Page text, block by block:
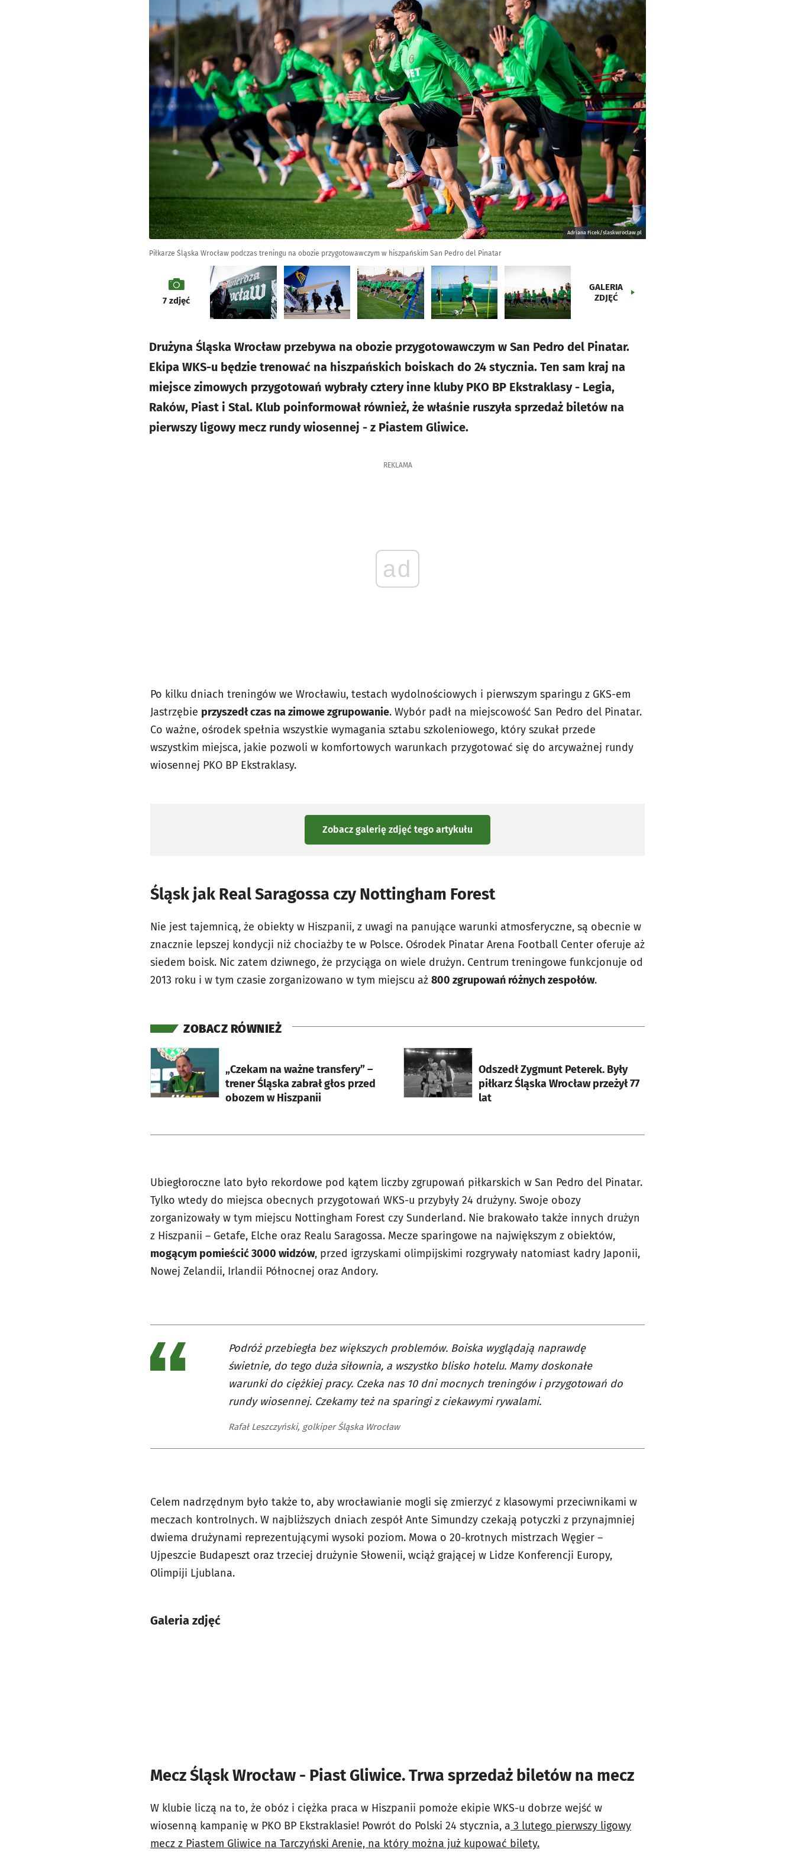
Adriana Ficek/slaskwroclaw.pl
Piłkarze Śląska Wrocław podczas treningu na obozie przygotowawczym w hiszpańskim San Pedro del Pinatar
galeria
7zdjęć
GALERIA
ZDJĘĆ
Drużyna Śląska Wrocław przebywa na obozie przygotowawczym w San Pedro del Pinatar.
Ekipa WKS-u będzie trenować na hiszpańskich boiskach do 24 stycznia. Ten sam kraj na
miejsce zimowych przygotowań wybrały cztery inne kluby PKO BP Ekstraklasy - Legia,
Raków, Piast i Stal. Klub poinformował również, że właśnie ruszyła sprzedaż biletów na
pierwszy ligowy mecz rundy wiosennej - z Piastem Gliwice.
REKLAMA
ad
Po kilku dniach treningów we Wrocławiu, testach wydolnościowych i pierwszym sparingu z GKS-em
Jastrzębie przyszedł czas na zimowe zgrupowanie. Wybór padł na miejscowość San Pedro del Pinatar.
Co ważne, ośrodek spełnia wszystkie wymagania sztabu szkoleniowego, który szukał przede
wszystkim miejsca, jakie pozwoli w komfortowych warunkach przygotować się do arcyważnej rundy
wiosennej PKO BP Ekstraklasy.
Zobacz galerię zdjęć tego artykułu
Śląsk jak Real Saragossa czy Nottingham Forest
Nie jest tajemnicą, że obiekty w Hiszpanii, z uwagi na panujące warunki atmosferyczne, są obecnie w
znacznie lepszej kondycji niż chociażby te w Polsce. Ośrodek Pinatar Arena Football Center oferuje aż
siedem boisk. Nic zatem dziwnego, że przyciąga on wiele drużyn. Centrum treningowe funkcjonuje od
2013 roku i w tym czasie zorganizowano w tym miejscu aż 800 zgrupowań różnych zespołów.
ZOBACZ RÓWNIEŻ
„Czekam na ważne transfery” –
trener Śląska zabrał głos przed
obozem w Hiszpanii
otworzy się w nowej karcie
Odszedł Zygmunt Peterek. Były
piłkarz Śląska Wrocław przeżył 77
lat
otworzy się w nowej karcie
Ubiegłoroczne lato było rekordowe pod kątem liczby zgrupowań piłkarskich w San Pedro del Pinatar.
Tylko wtedy do miejsca obecnych przygotowań WKS-u przybyły 24 drużyny. Swoje obozy
zorganizowały w tym miejscu Nottingham Forest czy Sunderland. Nie brakowało także innych drużyn
z Hiszpanii – Getafe, Elche oraz Realu Saragossa. Mecze sparingowe na największym z obiektów,
mogącym pomieścić 3000 widzów, przed igrzyskami olimpijskimi rozgrywały natomiast kadry Japonii,
Nowej Zelandii, Irlandii Północnej oraz Andory.
Podróż przebiegła bez większych problemów. Boiska wyglądają naprawdę
świetnie, do tego duża siłownia, a wszystko blisko hotelu. Mamy doskonałe
warunki do ciężkiej pracy. Czeka nas 10 dni mocnych treningów i przygotowań do
rundy wiosennej. Czekamy też na sparingi z ciekawymi rywalami.
Rafał Leszczyński, golkiper Śląska Wrocław
Celem nadrzędnym było także to, aby wrocławianie mogli się zmierzyć z klasowymi przeciwnikami w
meczach kontrolnych. W najbliższych dniach zespół Ante Simundzy czekają potyczki z przynajmniej
dwiema drużynami reprezentującymi wysoki poziom. Mowa o 20-krotnych mistrzach Węgier –
Ujpeszcie Budapeszt oraz trzeciej drużynie Słowenii, wciąż grającej w Lidze Konferencji Europy,
Olimpiji Ljublana.
Galeria zdjęć
Mecz Śląsk Wrocław - Piast Gliwice. Trwa sprzedaż biletów na mecz
W klubie liczą na to, że obóz i ciężka praca w Hiszpanii pomoże ekipie WKS-u dobrze wejść w
wiosenną kampanię w PKO BP Ekstraklasie! Powrót do Polski 24 stycznia, a 3 lutego pierwszy ligowy
mecz z Piastem Gliwice na Tarczyński Arenie, na który można już kupować bilety.